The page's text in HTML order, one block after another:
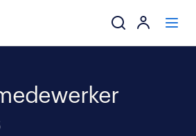
ik zoek een